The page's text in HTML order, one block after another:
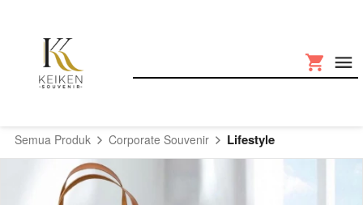
Semua Produk Corporate Souvenir Lifestyle